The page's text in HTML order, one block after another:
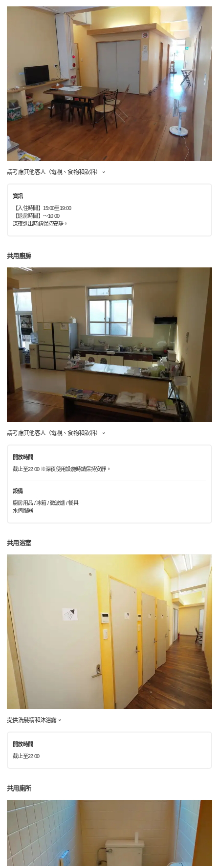
請考慮其他客人（電視、食物和飲料）。
資訊
【入住時間】15:00至19:00
【退房時間】～10:00
深夜進出時請保持安靜。
共用廚房
請考慮其他客人（電視、食物和飲料）。
開放時間
截止至22:00 ※深夜使用設施時請保持安靜。
設備
廚房用品 / 冰箱 / 微波爐 / 餐具
水伺服器
共用浴室
提供洗髮精和沐浴露。
開放時間
截止至22:00
共用廁所